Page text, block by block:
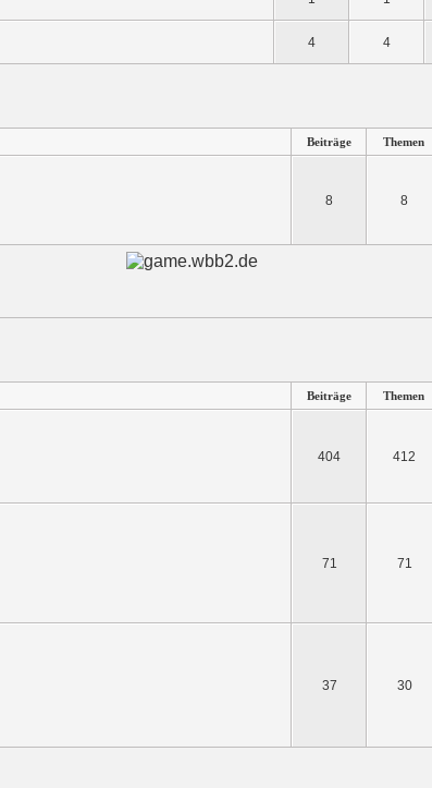
4 4
Beiträge Themen
8 8
Beiträge Themen
404 412
71 71
37 30